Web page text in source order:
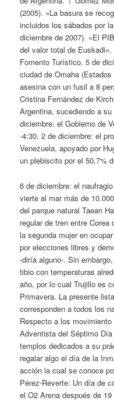
(2005). «La basura se
incluidos los sábados por
diciembre de 2007). «El
del valor total de
Fomento Turístico. 5 de
ciudad de Omaha
asesina con un fusil a 8
Cristina Fernández de
Argentina, sucediendo a
diciembre: el Gobierno de
-4:30. 2 de diciembre: el
Venezuela, apoyado por
un plebiscito por el 50,7%
6 de diciembre: el
vierte al mar más de
del parque natural Taean
regular de tren entre
la segunda mujer en
por elecciones libres y
-diría alguno-. Sin
tibio con temperaturas
año, por lo cual Trujillo es
Primavera. La presente
corresponden a todos los
Respecto a los
Adventista del Séptimo
templos dedicados a su
regalar algo el día de la
acción la cual se conoce
Pérez-Reverte: Un día de
el O2 Arena después de